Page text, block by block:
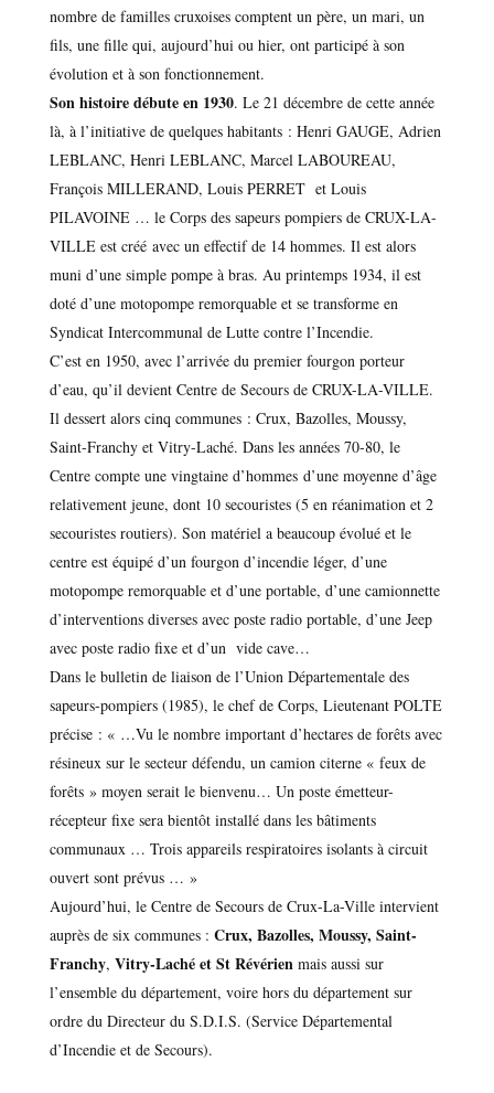
nombre de familles cruxoises comptent un père, un mari, un
fils, une fille qui, aujourd’hui ou hier, ont participé à son
évolution et à son fonctionnement.
Son histoire débute en 1930. Le 21 décembre de cette année
là, à l’initiative de quelques habitants : Henri GAUGE, Adrien
LEBLANC, Henri LEBLANC, Marcel LABOUREAU,
François MILLERAND, Louis PERRET et Louis
PILAVOINE … le Corps des sapeurs pompiers de CRUX-LA-
VILLE est créé avec un effectif de 14 hommes. Il est alors
muni d’une simple pompe à bras. Au printemps 1934, il est
doté d’une motopompe remorquable et se transforme en
Syndicat Intercommunal de Lutte contre l’Incendie.
C’est en 1950, avec l’arrivée du premier fourgon porteur
d’eau, qu’il devient Centre de Secours de CRUX-LA-VILLE.
Il dessert alors cinq communes : Crux, Bazolles, Moussy,
Saint-Franchy et Vitry-Laché. Dans les années 70-80, le
Centre compte une vingtaine d’hommes d’une moyenne d’âge
relativement jeune, dont 10 secouristes (5 en réanimation et 2
secouristes routiers). Son matériel a beaucoup évolué et le
centre est équipé d’un fourgon d’incendie léger, d’une
motopompe remorquable et d’une portable, d’une camionnette
d’interventions diverses avec poste radio portable, d’une Jeep
avec poste radio fixe et d’un vide cave…
Dans le bulletin de liaison de l’Union Départementale des
sapeurs-pompiers (1985), le chef de Corps, Lieutenant POLTE
précise : « …Vu le nombre important d’hectares de forêts avec
résineux sur le secteur défendu, un camion citerne « feux de
forêts » moyen serait le bienvenu… Un poste émetteur-
récepteur fixe sera bientôt installé dans les bâtiments
communaux … Trois appareils respiratoires isolants à circuit
ouvert sont prévus … »
Aujourd’hui, le Centre de Secours de Crux-La-Ville intervient
auprès de six communes : Crux, Bazolles, Moussy, Saint-
Franchy, Vitry-Laché et St Révérien mais aussi sur
l’ensemble du département, voire hors du département sur
ordre du Directeur du S.D.I.S. (Service Départemental
d’Incendie et de Secours).